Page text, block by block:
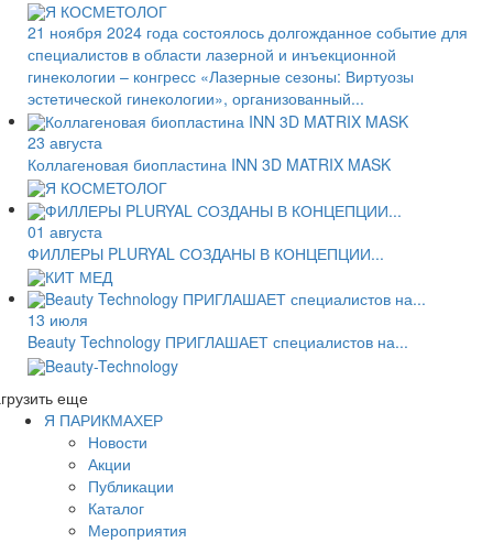
21 ноября 2024 года состоялось долгожданное событие для
специалистов в области лазерной и инъекционной
гинекологии – конгресс «Лазерные сезоны: Виртуозы
эстетической гинекологии», организованный...
23 августа
Коллагеновая биопластина INN 3D MATRIX MASK
01 августа
ФИЛЛЕРЫ PLURYAL СОЗДАНЫ В КОНЦЕПЦИИ...
13 июля
Beauty Technology ПРИГЛАШАЕТ специалистов на...
еще
Я ПАРИКМАХЕР
Новости
Акции
Публикации
Каталог
Мероприятия